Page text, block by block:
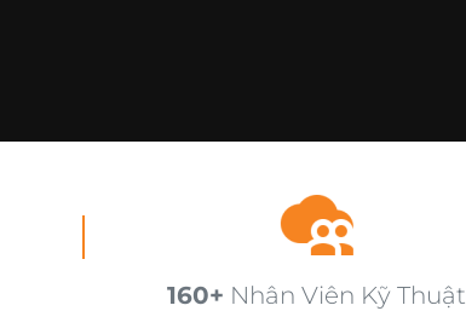
160+ Nhân Viên Kỹ Thuật